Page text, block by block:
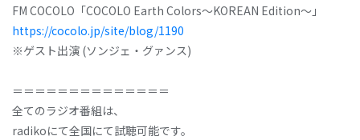
FM COCOLO「COCOLO Earth Colors～KOREAN Edition～」
https://cocolo.jp/site/blog/1190
※ゲスト出演 (ソンジェ・グァンス)
＝＝＝＝＝＝＝＝＝＝＝＝＝＝
全てのラジオ番組は、
radikoにて全国にて試聴可能です。